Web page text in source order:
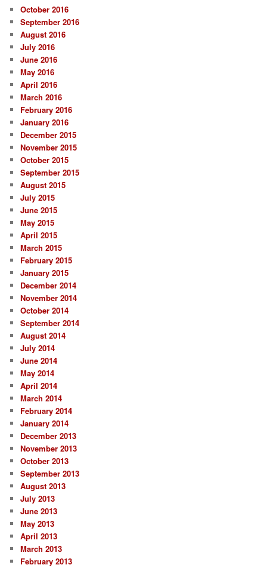
October 2016
September 2016
August 2016
July 2016
June 2016
May 2016
April 2016
March 2016
February 2016
January 2016
December 2015
November 2015
October 2015
September 2015
August 2015
July 2015
June 2015
May 2015
April 2015
March 2015
February 2015
January 2015
December 2014
November 2014
October 2014
September 2014
August 2014
July 2014
June 2014
May 2014
April 2014
March 2014
February 2014
January 2014
December 2013
November 2013
October 2013
September 2013
August 2013
July 2013
June 2013
May 2013
April 2013
March 2013
February 2013